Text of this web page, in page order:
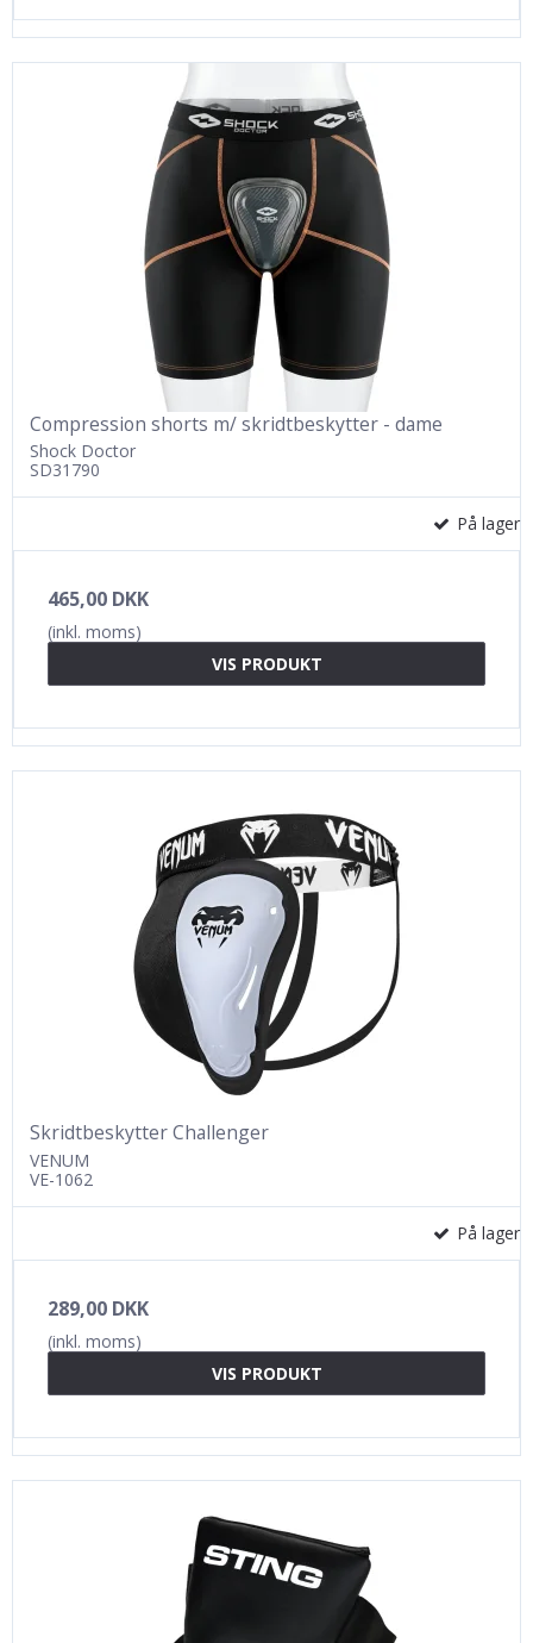
Compression shorts m/ skridtbeskytter - dame
Shock Doctor
SD31790
På lager
465,00 DKK
(inkl. moms)
VIS PRODUKT
Skridtbeskytter Challenger
VENUM
VE-1062
På lager
289,00 DKK
(inkl. moms)
VIS PRODUKT